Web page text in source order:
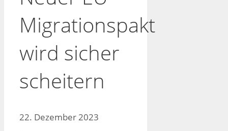
Migrationspakt
wird sicher
scheitern
22. Dezember 2023